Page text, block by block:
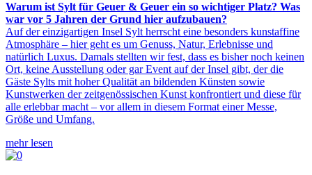
Warum ist Sylt für Geuer & Geuer ein so wichtiger Platz? Was
war vor 5 Jahren der Grund hier aufzubauen?
Auf der einzigartigen Insel Sylt herrscht eine besonders kunstaffine
Atmosphäre – hier geht es um Genuss, Natur, Erlebnisse und
natürlich Luxus. Damals stellten wir fest, dass es bisher noch keinen
Ort, keine Ausstellung oder gar Event auf der Insel gibt, der die
Gäste Sylts mit hoher Qualität an bildenden Künsten sowie
Kunstwerken der zeitgenössischen Kunst konfrontiert und diese für
alle erlebbar macht – vor allem in diesem Format einer Messe,
Größe und Umfang.
mehr lesen